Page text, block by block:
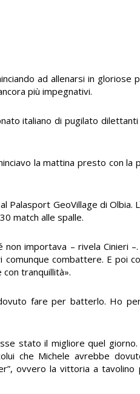
ad allenarsi in gloriose
più impegnativi.
italiano di pugilato
la mattina presto con la
Palasport GeoVillage di Olbia.
match alle spalle.
importava – rivela Cinieri
combattere. E poi
tranquillità».
fare per batterlo. Ho
stato il migliore quel
che Michele avrebbe
ovvero la vittoria a tavolino